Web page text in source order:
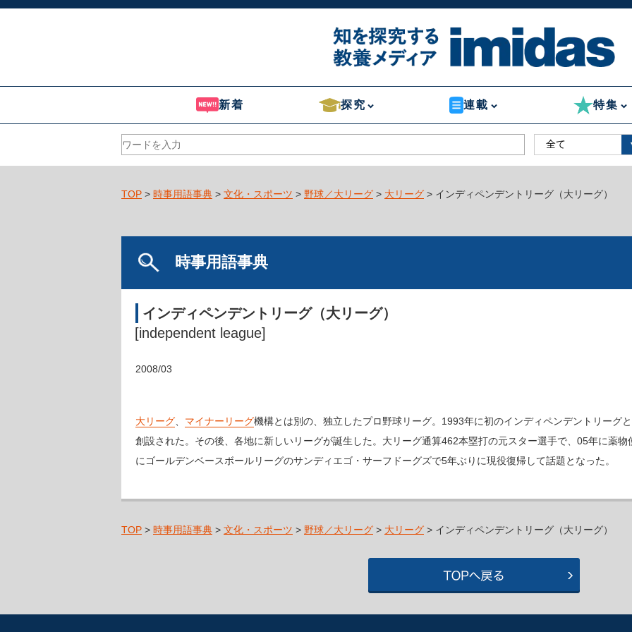
新着 探究 連載 特集
TOP > 時事用語事典 > 文化・スポーツ > 野球／大リーグ > 大リーグ > インディペンデントリーグ（大リーグ）
時事用語事典
インディペンデントリーグ（大リーグ）
[independent league]
2008/03
大リーグ マイナーリーグ機構とは別の、独立したプロ野球リーグ。1993年に初のインディペンデントリーグ
創設された。その後、各地に新しいリーグが誕生した。大リーグ通算462本塁打の元スター選手で、05年に薬物
にゴールデンベースボールリーグのサンディエゴ・サーフドーグズで5年ぶりに現役復帰して話題となった。
TOP > 時事用語事典 > 文化・スポーツ > 野球／大リーグ > 大リーグ > インディペンデントリーグ（大リーグ）